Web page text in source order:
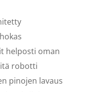
helposti oman
robotti
pinojen lavaus